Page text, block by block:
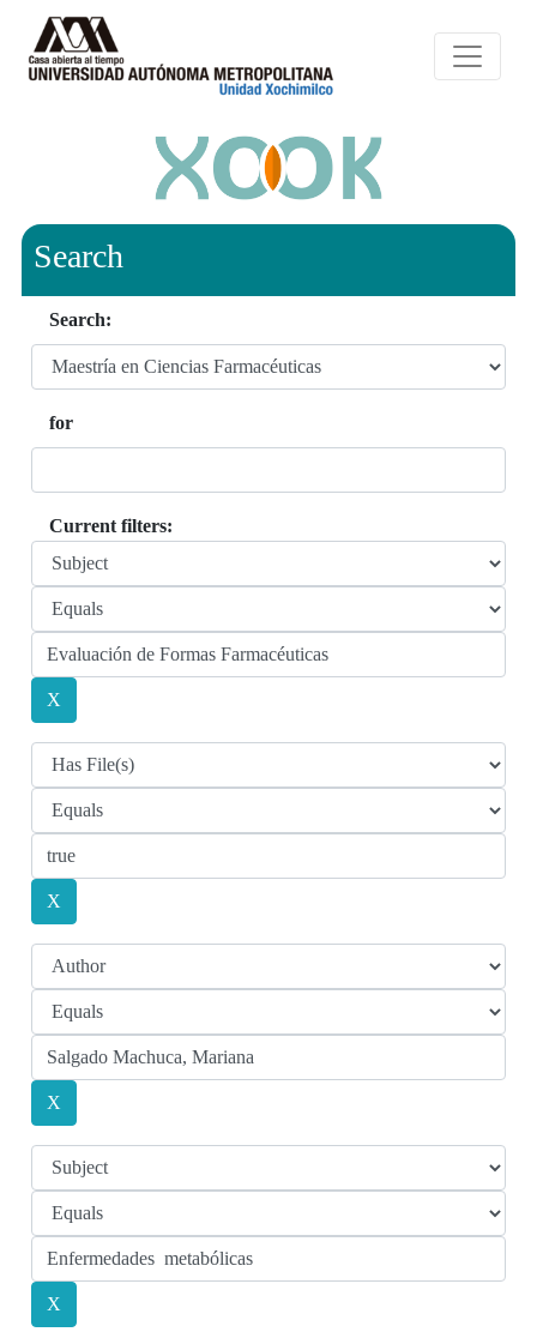
Search
Search:
for
Current filters: